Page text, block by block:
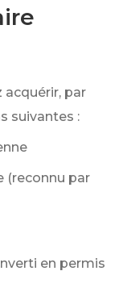
acquérir, par
suivantes :
(reconnu par
en permis